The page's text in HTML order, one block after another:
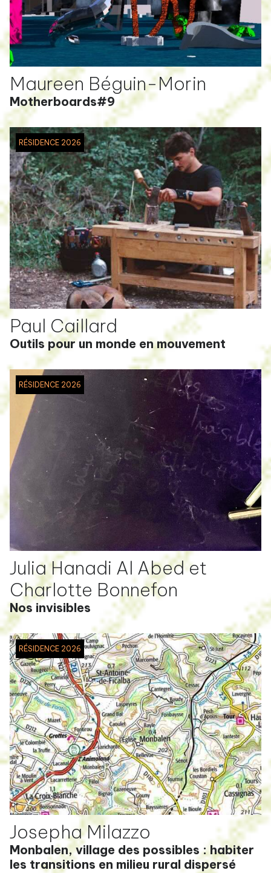
Maureen Béguin-Morin
Motherboards#9
RÉSIDENCE 2026
Paul Caillard
Outils pour un monde en mouvement
RÉSIDENCE 2026
Julia Hanadi Al Abed et
Charlotte Bonnefon
Nos invisibles
RÉSIDENCE 2026
Josepha Milazzo
Monbalen, village des possibles : habiter
les transitions en milieu rural dispersé